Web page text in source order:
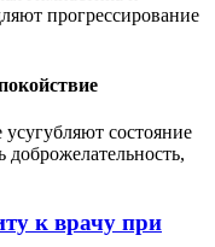
прогрессирование
состояние
доброжелательность,
к врачу при